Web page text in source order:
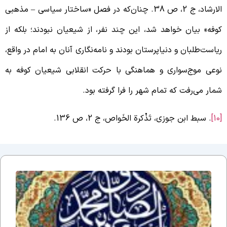
ج 2، ص 38. چنان‌که در فصل «ساختار سیاسی – مذهبی
بیان خواهد شد، این چند نفر، از شیعیان نبودند؛ بلکه از
و دنیاپرستان بودند و نامه‌نگاری آنان به امام در واقع،
موج‌سواری و هماهنگی با حرکت انقلابی شیعیان کوفه به
می‌رفت که تمام شهر را فرا گرفته بود.
. سبط ابن جوزی، تَذْکرة الخَواص، ج 2، ص 136.
اَلسَلامُ
عَلَیکَ
اَبا
عَبدِاللّهِ
یا